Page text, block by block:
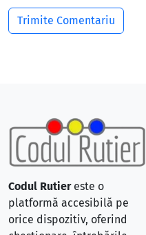
Codul Rutiereste o
platformă accesibilă pe
orice dispozitiv, oferind